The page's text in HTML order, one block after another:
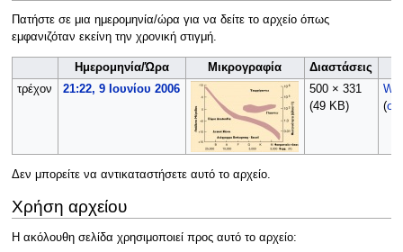
Πατήστε σε μια ημερομηνία/ώρα για να δείτε το αρχείο όπως
εμφανιζόταν εκείνη την χρονική στιγμή.
Ημερομηνία/Ώρα Μικρογραφία
Διαστάσεις
τρέχον
21:22, 9 Ιουνίου 2006
500 × 331
(49 KB)
(
Δεν μπορείτε να αντικαταστήσετε αυτό το αρχείο.
Χρήση αρχείου
Η ακόλουθη σελίδα χρησιμοποιεί προς αυτό το αρχείο: